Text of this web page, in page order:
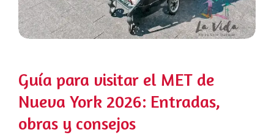
Guía para visitar el MET de
Nueva York 2026: Entradas,
obras y consejos